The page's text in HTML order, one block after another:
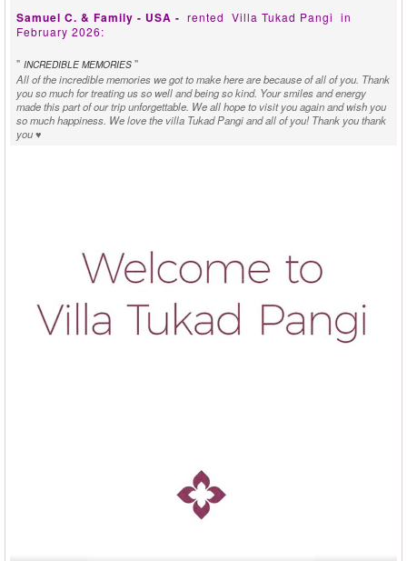
Samuel C. & Family - USA - rented Villa Tukad Pangi in
February 2026:
" INCREDIBLE MEMORIES "
All of the incredible memories we got to make here are because of all of you. Thank
you so much for treating us so well and being so kind. Your smiles and energy
made this part of our trip unforgettable. We all hope to visit you again and wish you
so much happiness. We love the villa Tukad Pangi and all of you! Thank you thank
you ♥
very special thank you to Suda, whose cooking was absolutely delicious, every
meal was feel like homemade with so much care and flavor, a true highlight of our
experience. Adi is simply the best, he felt like a true friend in Bali, always kind and
Together they made our stay unforgettable. See you again. Alejandro, Sergio, May
Lawrence, Belinda & Cooper B. - Australia - rented Villa
Experience, thank you All. (PS Not recommended if you want to tour the rest of Bali
- because you will never want to leave the villa.)
Ben, Cilla, Elyn & Jamie R. - Australia -